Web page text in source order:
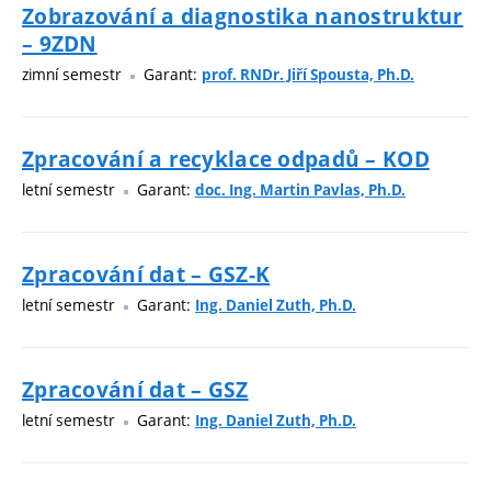
Zobrazování a diagnostika nanostruktur
– 9ZDN
zimní semestr Garant: prof. RNDr. Jiří Spousta, Ph.D.
Zpracování a recyklace odpadů – KOD
letní semestr Garant: doc. Ing. Martin Pavlas, Ph.D.
Zpracování dat – GSZ-K
letní semestr Garant: Ing. Daniel Zuth, Ph.D.
Zpracování dat – GSZ
letní semestr Garant: Ing. Daniel Zuth, Ph.D.